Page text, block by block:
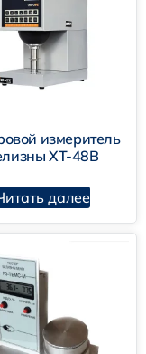
ГОСТ 26361-
измеритель
XT-48B
далее